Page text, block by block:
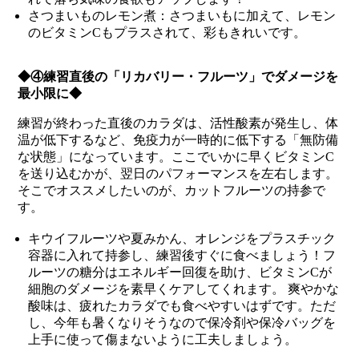
さつまいものレモン煮：さつまいもに加えて、レモン
のビタミンCもプラスされて、彩もきれいです。
◆④練習直後の「リカバリー・フルーツ」でダメージを
最小限に◆
練習が終わった直後のカラダは、活性酸素が発生し、体
温が低下するなど、免疫力が一時的に低下する「無防備
な状態」になっています。ここでいかに早くビタミンC
を送り込むかが、翌日のパフォーマンスを左右します。
そこでオススメしたいのが、カットフルーツの持参で
す。
キウイフルーツや夏みかん、オレンジをプラスチック
容器に入れて持参し、練習後すぐに食べましょう！フ
ルーツの糖分はエネルギー回復を助け、ビタミンCが
細胞のダメージを素早くケアしてくれます。 爽やかな
酸味は、疲れたカラダでも食べやすいはずです。ただ
し、今年も暑くなりそうなので保冷剤や保冷バッグを
上手に使って傷まないように工夫しましょう。